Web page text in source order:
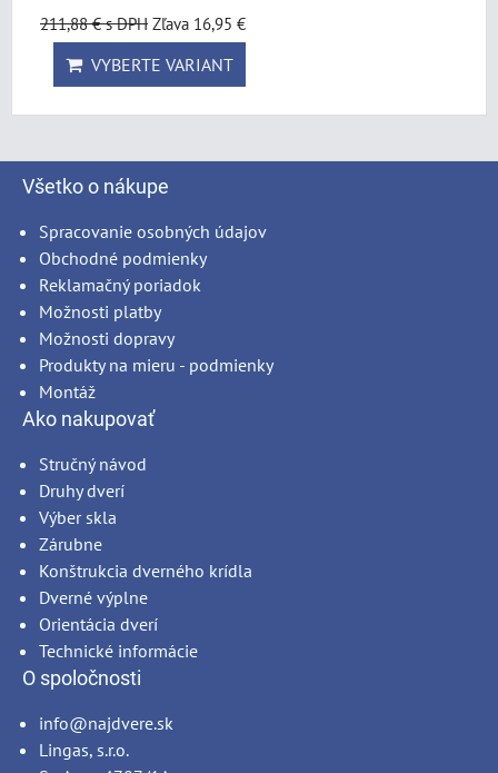
211,88 €s DPH Zľava 16,95 €
VYBERTE VARIANT
Všetko o nákupe
Spracovanie osobných údajov
Obchodné podmienky
Reklamačný poriadok
Možnosti platby
Možnosti dopravy
Produkty na mieru - podmienky
Montáž
Ako nakupovať
Stručný návod
Druhy dverí
Výber skla
Zárubne
Konštrukcia dverného krídla
Dverné výplne
Orientácia dverí
Technické informácie
O spoločnosti
info@najdvere.sk
Lingas, s.r.o.